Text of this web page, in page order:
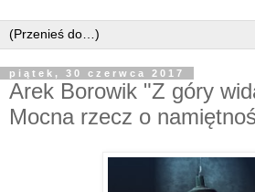
piątek, 30 czerwca 2017
Arek Borowik "Z góry
Mocna rzecz o